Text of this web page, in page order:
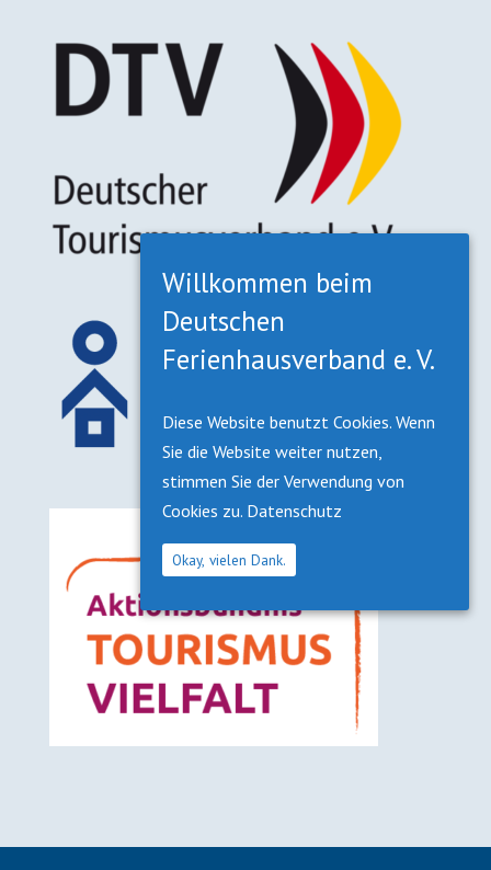
Willkommen beim
Deutschen
Ferienhausverband e. V.
Diese Website benutzt Cookies. Wenn
Sie die Website weiter nutzen,
stimmen Sie der Verwendung von
Cookies zu. Datenschutz
Okay, vielen Dank.